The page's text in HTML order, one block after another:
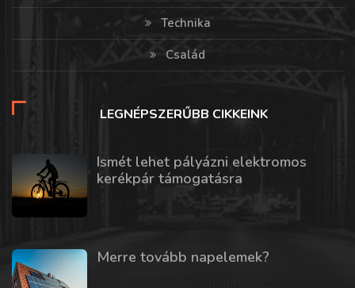
Technika
Család
LEGNÉPSZERŰBB CIKKEINK
Ismét lehet pályázni elektromos
kerékpár támogatásra
Merre tovább napelemek?